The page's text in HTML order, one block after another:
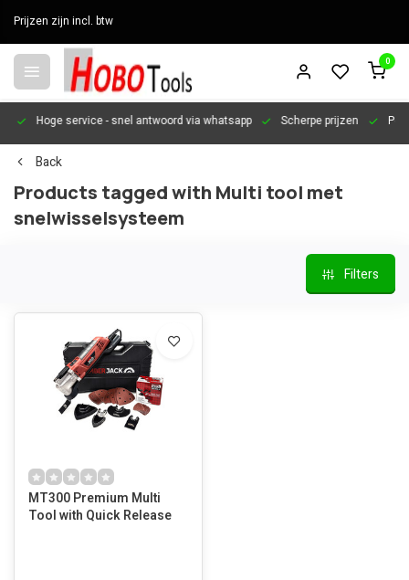
Prijzen zijn incl. btw
0
Hoge service- snel antwoord via whatsapp Scherpe prijzen
Back
Products tagged with Multi tool met
snelwisselsysteem
Filters
MT300 Premium Multi
Tool with Quick Release